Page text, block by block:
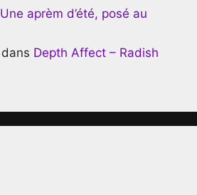
Une aprèm d’été, posé au
dans Depth Affect – Radish